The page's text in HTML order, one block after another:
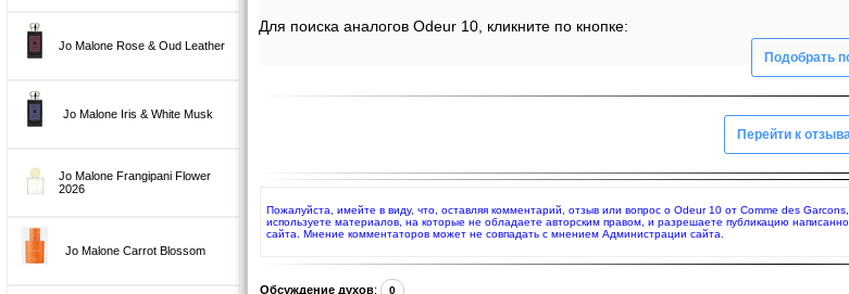
Jo Malone Rose & Oud Leather
Jo Malone Iris & White Musk
Jo Malone Frangipani Flower
2026
Jo Malone Carrot Blossom
Для поиска аналогов Odeur 10, кликните по кнопке:
Подобрать
Перейти к
Пожалуйста, имейте в виду, что, оставляя комментарий, отзыв или вопрос о Odeur 10 от Comme des
используете материалов, на которые не обладаете авторским правом, и разрешаете публикацию
сайта. Мнение комментаторов может не совпадать с мнением Администрации сайта.
Обсуждение духов: 0